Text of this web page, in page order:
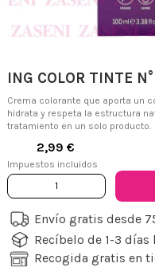
ING COLOR TINTE
Crema colorante que aporta un
hidrata y respeta la estructura
tratamiento en un solo producto.
2,99 €
Impuestos incluidos
Envío gratis desde
Recíbelo de 1-3 días
Recogida gratis en